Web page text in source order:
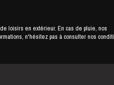
loisirs en extérieur. En cas de pluie, nos
n'hésitez pas à consulter nos